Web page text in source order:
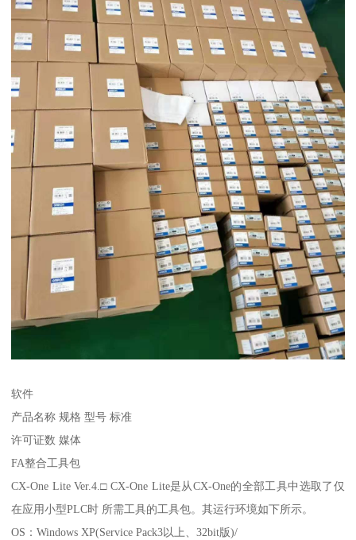
软件
产品名称 规格 型号 标准
许可证数 媒体
FA整合工具包
CX-One Lite Ver.4.□ CX-One Lite是从CX-One的全部工具中选取了仅
在应用小型PLC时 所需工具的工具包。其运行环境如下所示。
OS：Windows XP(Service Pack3以上、32bit版)/